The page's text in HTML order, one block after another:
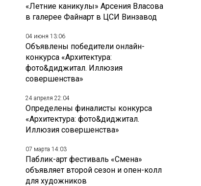
«Летние каникулы» Арсения Власова
в галерее Файнарт в ЦСИ Винзавод
04 июня 13:06
Объявлены победители онлайн-
конкурса «Архитектура:
фото&диджитал. Иллюзия
совершенства»
24 апреля 22:04
Определены финалисты конкурса
«Архитектура: фото&диджитал.
Иллюзия совершенства»
07 марта 14:03
Паблик-арт фестиваль «Смена»
объявляет второй сезон и опен-колл
для художников